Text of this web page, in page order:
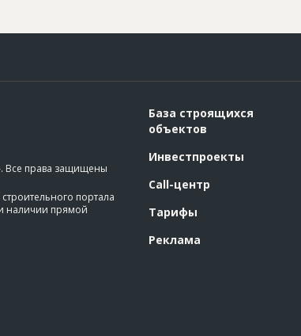
Все права защищены
портала
наличии прямой
База строящихся
объектов
Инвестпроекты
Call-центр
Тарифы
Реклама